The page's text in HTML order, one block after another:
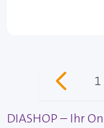
1
DIASHOP – Ihr